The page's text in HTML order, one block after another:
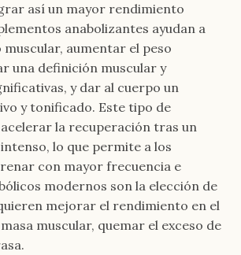
así un mayor rendimiento
anabolizantes ayudan a
aumentar el peso
una definición muscular y
y dar al cuerpo un
y tonificado. Este tipo de
la recuperación tras un
lo que permite a los
con mayor frecuencia e
modernos son la elección de
mejorar el rendimiento en el
muscular, quemar el exceso de